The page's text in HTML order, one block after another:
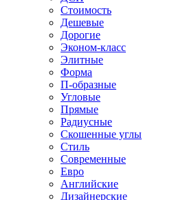
Стоимость
Дешевые
Дорогие
Эконом-класс
Элитные
Форма
П-образные
Угловые
Прямые
Радиусные
Скошенные углы
Стиль
Современные
Евро
Английские
Дизайнерские